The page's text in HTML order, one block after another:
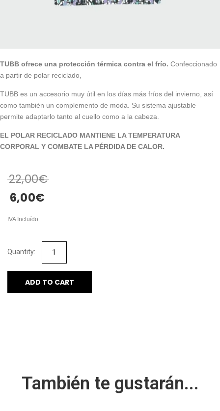
TUBB ofrece una protección térmica contra el frío. Confeccionado
a partir de polar reciclado,
TUBB es un accesorio muy útil en los días más fríos del invierno, así
como también un complemento de moda. Su sistema ajustable
permite adaptarlo tanto al cuello como a la cabeza.
EL POLAR RECICLADO MANTIENE LA TEMPERATURA
CORPORAL Y COMBATE LA PÉRDIDA DE CALOR.
22,00€
6,00€
IVA Incluído
ADD TO CART
También te gustarán...